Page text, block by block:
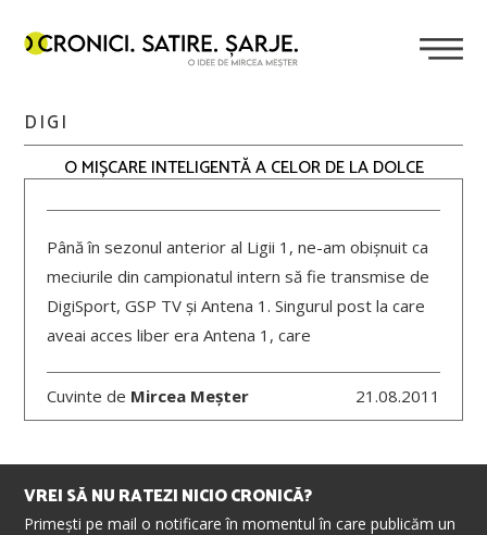
DIGI
O MIȘCARE INTELIGENTĂ A CELOR DE LA DOLCE
Până în sezonul anterior al Ligii 1, ne-am obișnuit ca
meciurile din campionatul intern să fie transmise de
DigiSport, GSP TV și Antena 1. Singurul post la care
aveai acces liber era Antena 1, care
Cuvinte de Mircea Meșter 21.08.2011
VREI SĂ NU RATEZI NICIO CRONICĂ?
Primești pe mail o notificare în momentul în care publicăm un